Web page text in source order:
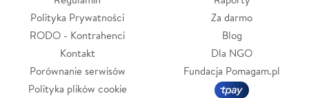
Polityka Prywatności
RODO - Kontrahenci
Kontakt
Porównanie serwisów
Polityka plików cookie
Za darmo
Blog
Dla NGO
Fundacja Pomagam.pl